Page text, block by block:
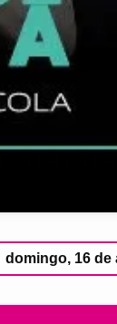
domingo, 16 de